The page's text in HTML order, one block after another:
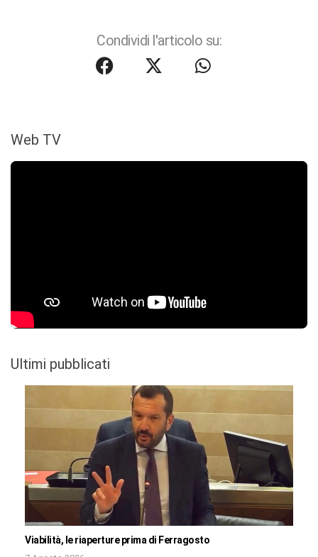
Condividi l'articolo su:
Web TV
Ultimi pubblicati
Viabilità, le riaperture prima di Ferragosto